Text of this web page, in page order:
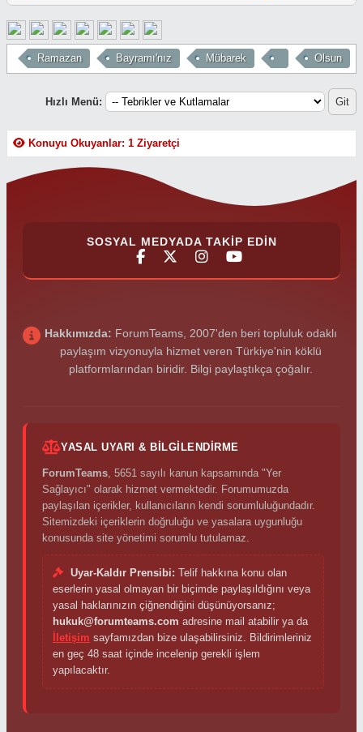
Ramazan Bayramı'nız Mübarek Olsun
Hızlı Menü:
Konuyu Okuyanlar: 1 Ziyaretçi
SOSYAL MEDYADA TAKIP EDIN
Hakkımızda: ForumTeams, 2007'den beri topluluk odaklı
paylaşım vizyonuyla hizmet veren Türkiye'nin köklü
platformlarından biridir. Bilgi paylaştıkça çoğalır.
YASAL UYARI & BILGILENDIRME
ForumTeams, 5651 sayılı kanun kapsamında "Yer
Sağlayıcı" olarak hizmet vermektedir. Forumumuzda
paylaşılan içerikler, kullanıcıların kendi sorumluluğundadır.
Sitemizdeki içeriklerin doğruluğu ve yasalara uygunluğu
konusunda site yönetimi sorumlu tutulamaz.
Uyar-Kaldır Prensibi: Telif hakkına konu olan
eserlerin yasal olmayan bir biçimde paylaşıldığını veya
yasal haklarınızın çiğnendiğini düşünüyorsanız;
hukuk@forumteams.com adresine mail atabilir ya da
İletişim sayfamızdan bize ulaşabilirsiniz. Bildirimleriniz
en geç 48 saat içinde incelenip gerekli işlem
yapılacaktır.